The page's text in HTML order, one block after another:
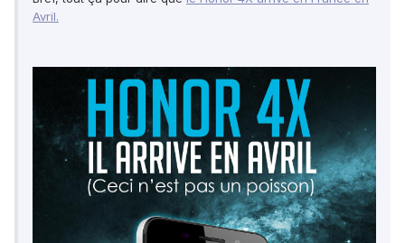
Avril.